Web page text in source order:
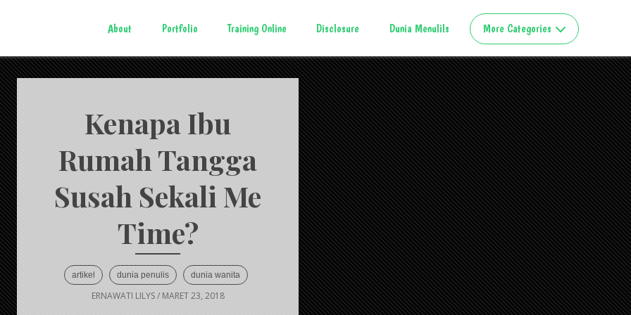
About Portfolio Training Online Disclosure Dunia Menulils More Categories
Kenapa Ibu
Rumah Tangga
Susah Sekali Me
Time?
artikel dunia penulis dunia wanita
ERNAWATI LILYS/ MARET 23, 2018